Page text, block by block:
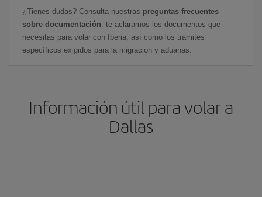
¿Tienes dudas? Consulta nuestras preguntas frecuentes
sobre documentación: te aclaramos los documentos que
necesitas para volar con Iberia, así como los trámites
específicos exigidos para la migración y aduanas.
Información útil para volar a
Dallas